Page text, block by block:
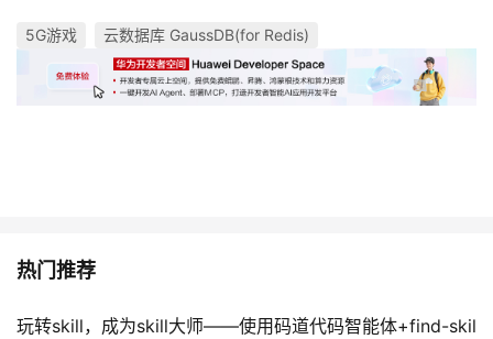
5G游戏 云数据库 GaussDB(for Redis)
热门推荐
玩转skill，成为skill大师——使用码道代码智能体+find-skil